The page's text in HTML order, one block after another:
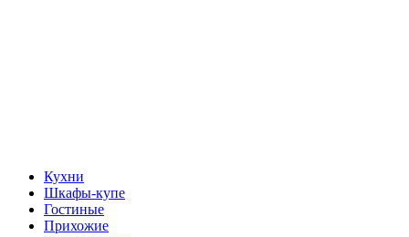
Кухни
Шкафы-купе
Гостиные
Прихожие